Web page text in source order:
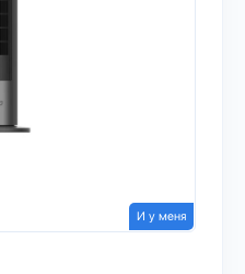
И у меня